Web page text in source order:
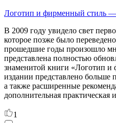
Логотип и фирменный стиль
В 2009 году увидело свет
которое позже было
прошедшие годы произошло
представлена полностью
знаменитой книги «Логотип
издании представлено больше
а также расширенные
дополнительная
1